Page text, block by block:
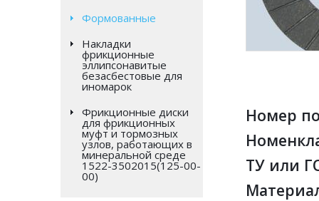
Формованные
Накладки
фрикционные
эллипсонавитые
безасбестовые для
иномарок
Фрикционные диски
для фрикционных
муфт и тормозных
узлов, работающих в
минеральной среде
1522-3502015(125-00-
00)
Номер
ТУ или